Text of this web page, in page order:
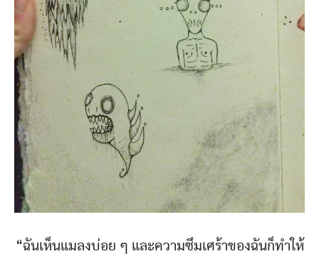
“ฉันเห็นแมลงบ่อย ๆ และความซึมเศร้าของฉันก็ทำให้